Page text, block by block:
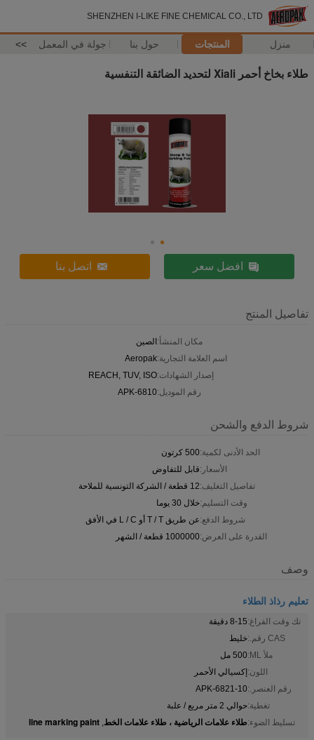
SHENZHEN I-LIKE FINE CHEMICAL CO., LTD
منزل المنتجات حول بنا جولة في المعمل >>
طلاء بخاخ أحمر Xiali لتحديد الضائقة التنفسية
افضل سعر اتصل بنا
تفاصيل المنتج
مكان المنشأ:الصين
اسم العلامة التجارية:Aeropak
إصدار الشهادات:REACH, TUV, ISO
رقم الموديل:APK-6810
شروط الدفع والشحن
الحد الأدنى لكمية:500 كرتون
الأسعار:قابل للتفاوض
تفاصيل التغليف:12 قطعة / الشركة التونسية للملاحة
وقت التسليم:خلال 30 يوما
شروط الدفع:عن طريق T / T أو L / C في الأفق
القدرة على العرض:1000000 قطعة / الشهر
وصف
تعليم رذاذ الطلاء
تك وقت الفراغ:8-15 دقيقة
CAS رقم.:
خليط
ملأ ML:
500 مل
اللون:إكسيالي الأحمر
رقم العنصر.:APK-6821-10
تغطية:حوالي 2 متر مربع / علبة
تسليط الضوء:طلاء علامات الرياضية ، طلاء علامات الخط,
line marking paint